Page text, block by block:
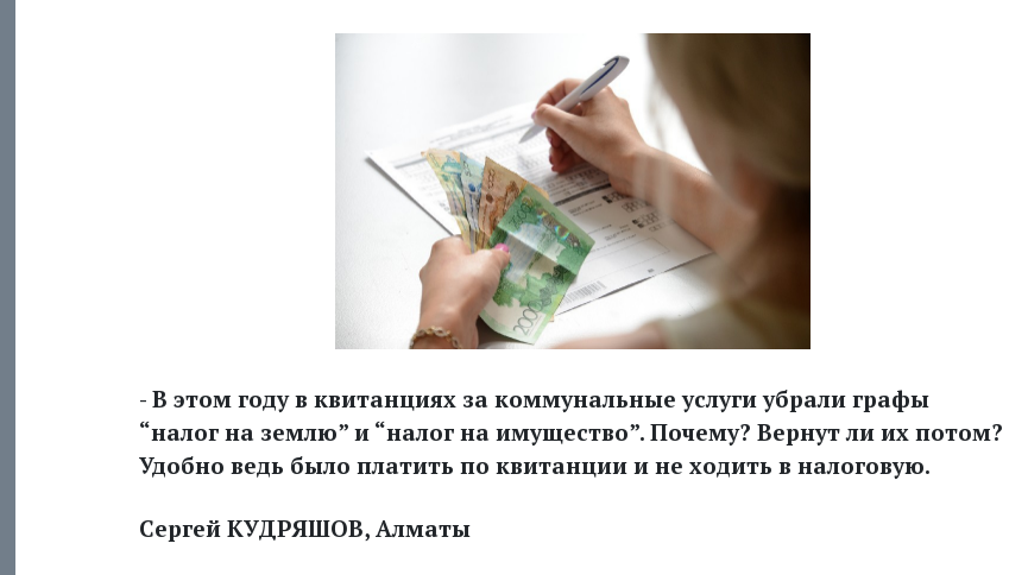
- В этом году в квитанциях за коммунальные услуги убрали графы
“налог на землю” и “налог на имущество”. Почему? Вернут ли их потом?
Удобно ведь было платить по квитанции и не ходить в налоговую.
Сергей КУДРЯШОВ, Алматы